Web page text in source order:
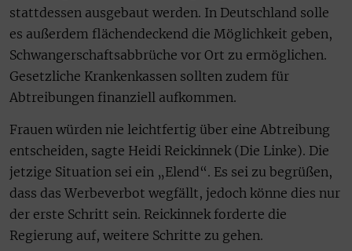
stattdessen ausgebaut werden. In Deutschland solle
es außerdem flächendeckend die Möglichkeit geben,
Schwangerschaftsabbrüche vor Ort zu ermöglichen.
Gesetzliche Krankenkassen sollten zudem für
Abtreibungen finanziell aufkommen.
Frauen würden nie leichtfertig über eine Abtreibung
entscheiden, sagte Heidi Reickinnek (Die Linke). Die
jetzige Situation sei ein „Elend“. Es sei zu begrüßen,
dass das Werbeverbot wegfällt, jedoch könne dies nur
der erste Schritt sein. Reickinnek forderte die
Regierung auf, weitere Schritte zu gehen.